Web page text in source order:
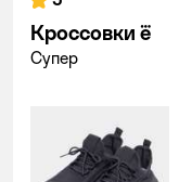
Кроссовки ё
Супер